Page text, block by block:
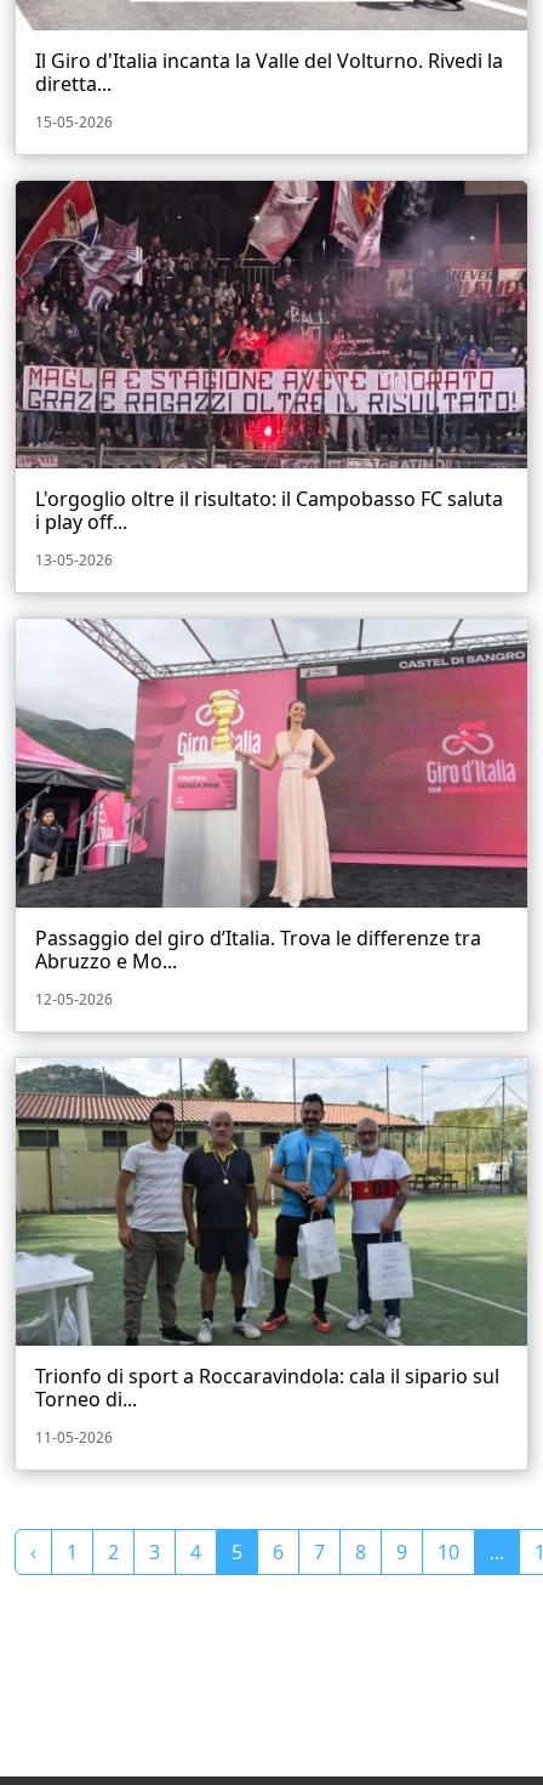
Il Giro d'Italia incanta la Valle del Volturno. Rivedi la
diretta...
15-05-2026
L'orgoglio oltre il risultato: il Campobasso FC saluta
i play off...
13-05-2026
Passaggio del giro d’Italia. Trova le differenze tra
Abruzzo e Mo...
12-05-2026
Trionfo di sport a Roccaravindola: cala il sipario sul
Torneo di...
11-05-2026
‹ 1 2 3 4 5 6 7 8 9 10 ...